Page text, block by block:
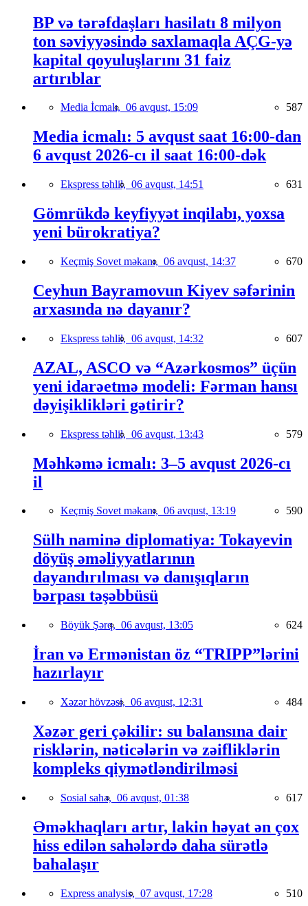
BP və tərəfdaşları hasilatı 8 milyon
ton səviyyəsində saxlamaqla AÇG-yə
kapital qoyuluşlarını 31 faiz
artırıblar
Media İcmalı, 06 avqust, 15:09 587
Media icmalı: 5 avqust saat 16:00-dan
6 avqust 2026-cı il saat 16:00-dək
Ekspress təhlil, 06 avqust, 14:51 631
Gömrükdə keyfiyyət inqilabı, yoxsa
yeni bürokratiya?
Keçmiş Sovet məkanı, 06 avqust, 14:37 670
Ceyhun Bayramovun Kiyev səfərinin
arxasında nə dayanır?
Ekspress təhlil, 06 avqust, 14:32 607
AZAL, ASCO və “Azərkosmos” üçün
yeni idarəetmə modeli: Fərman hansı
dəyişiklikləri gətirir?
Ekspress təhlil, 06 avqust, 13:43 579
Məhkəmə icmalı: 3–5 avqust 2026-cı
il
Keçmiş Sovet məkanı, 06 avqust, 13:19 590
Sülh naminə diplomatiya: Tokayevin
döyüş əməliyyatlarının
dayandırılması və danışıqların
bərpası təşəbbüsü
Böyük Şərq, 06 avqust, 13:05 624
İran və Ermənistan öz “TRIPP”lərini
hazırlayır
Xəzər hövzəsi, 06 avqust, 12:31 484
Xəzər geri çəkilir: su balansına dair
risklərin, nəticələrin və zəifliklərin
kompleks qiymətləndirilməsi
Sosial sahə, 06 avqust, 01:38 617
Əməkhaqları artır, lakin həyat ən çox
hiss edilən sahələrdə daha sürətlə
bahalaşır
Express analysis, 07 avqust, 17:28 510